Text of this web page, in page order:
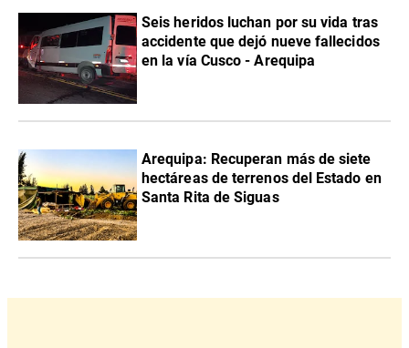
Seis heridos luchan por su vida tras
accidente que dejó nueve fallecidos
en la vía Cusco - Arequipa
Arequipa: Recuperan más de siete
hectáreas de terrenos del Estado en
Santa Rita de Siguas